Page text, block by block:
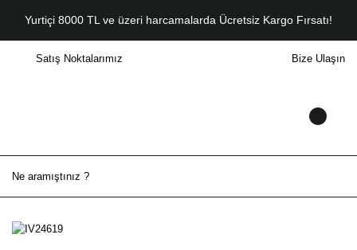
Yurtiçi 8000 TL ve üzeri harcamalarda Ücretsiz Kargo Fırsatı!
Satış Noktalarımız Bize Ulaşın